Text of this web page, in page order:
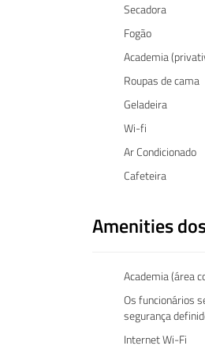
Secadora
Fogão
Academia
Roupas de cama
Geladeira
Wi-fi
Ar Condicionado
Cafeteira
Amenities
Academia (área
Os funcionários
segurança
Internet Wi-Fi